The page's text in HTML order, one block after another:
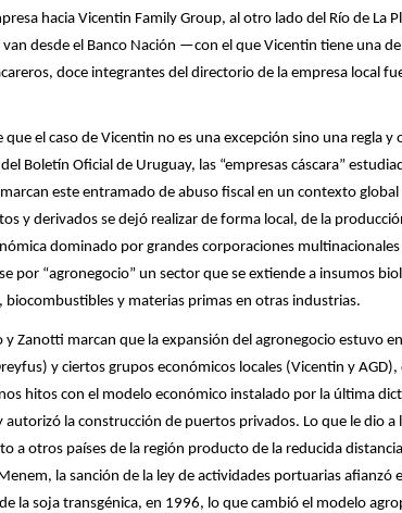
hacia Vicentin Family Group, al otro lado del Río de La
desde el Banco Nación —con el que Vicentin tiene una
doce integrantes del directorio de la empresa local
el caso de Vicentin no es una excepción sino una regla y
Boletín Oficial de Uruguay, las “empresas cáscara”
este entramado de abuso fiscal en un contexto
y derivados se dejó realizar de forma local, de la
dominado por grandes corporaciones
por “agronegocio” un sector que se extiende a insumos
y materias primas en otras industrias.
y Zanotti marcan que la expansión del agronegocio estuvo
y ciertos grupos económicos locales (Vicentin y
hitos con el modelo económico instalado por la última
la construcción de puertos privados. Lo que le dio a
a otros países de la región producto de la reducida
la sanción de la ley de actividades portuarias afianzó
la soja transgénica, en 1996, lo que cambió el modelo